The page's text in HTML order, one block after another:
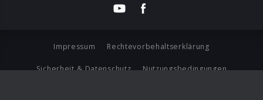
Impressum Rechtevorbehaltserklärung
Sicherheit & Datenschutz Nutzungsbedingungen